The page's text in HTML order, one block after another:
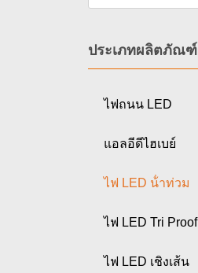
ประเภทผลิตภัณฑ์
ไฟถนน LED
แอลอีดีไฮเบย์
ไฟ LED น้ําท่วม
ไฟ LED Tri Proof
ไฟ LED เชิงเส้น